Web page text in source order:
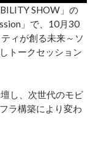
SHOW」の
」で、10月30
ィが創る未来～ソ
トークセッション
し、次世代のモビ
ラ構築により変わ